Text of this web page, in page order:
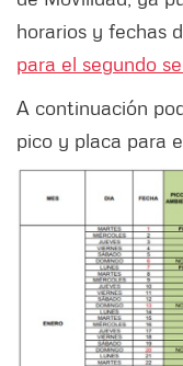
horarios y fechas
para el segundo
A continuación
pico y placa para